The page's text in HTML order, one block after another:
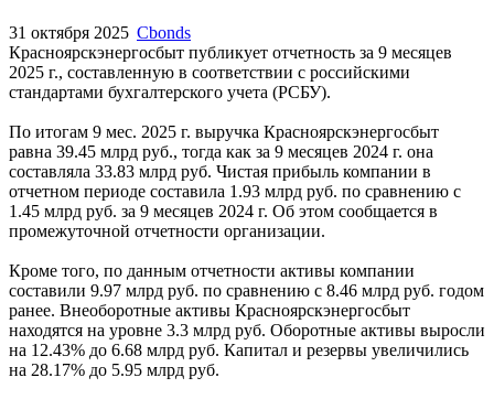
31 октября 2025 Cbonds
Красноярскэнергосбыт публикует отчетность за 9 месяцев
2025 г., составленную в соответствии с российскими
стандартами бухгалтерского учета (РСБУ).
По итогам 9 мес. 2025 г. выручка Красноярскэнергосбыт
равна 39.45 млрд руб., тогда как за 9 месяцев 2024 г. она
составляла 33.83 млрд руб. Чистая прибыль компании в
отчетном периоде составила 1.93 млрд руб. по сравнению с
1.45 млрд руб. за 9 месяцев 2024 г. Об этом сообщается в
промежуточной отчетности организации.
Кроме того, по данным отчетности активы компании
составили 9.97 млрд руб. по сравнению с 8.46 млрд руб. годом
ранее. Внеоборотные активы Красноярскэнергосбыт
находятся на уровне 3.3 млрд руб. Оборотные активы выросли
на 12.43% до 6.68 млрд руб. Капитал и резервы увеличились
на 28.17% до 5.95 млрд руб.